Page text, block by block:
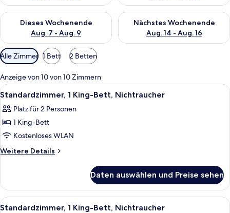
Dieses Wochenende
Aug. 7 - Aug. 9
Überprüfe die Verfügbarkeit für dieses Wochenende, Aug. 7
Nächstes Wochenende
Aug. 14 - Aug. 16
Überprüfe die Verfügbarkeit
Verfügbare
Filter
für
Zimmer
Alle Zimmer 1 Bett 2 Betten
Anzeige von 10 von 10 Zimmern
Alle
Fotos
für
Standardzimmer,
1 King-
Bett,
Schreibtisch,
5
Standardzimmer, 1 King-Bett, Nichtraucher
Platz für 2 Personen
1 King-Bett
Kostenloses WLAN
Weitere Details
Weitere
1 King-
Bett,
Nichtraucher
Daten auswählen und Preise sehen
Alle
Standardzimmer, 1 King-Bett,
6
Standardzimmer, 1 King-Bett, Nichtraucher